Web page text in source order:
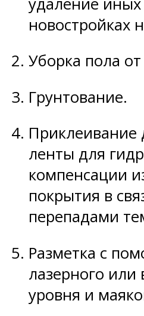
новостройках
Уборка пола
Грунтование.
ленты для
компенсации
покрытия в
перепадами
Разметка с
лазерного или
уровня и